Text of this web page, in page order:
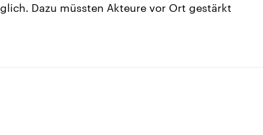
Dazu müssten Akteure vor Ort gestärkt